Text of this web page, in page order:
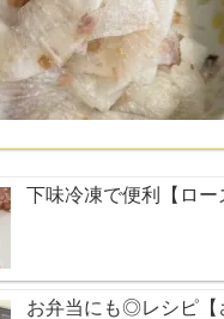
下味冷凍で便利【ロ
お弁当にも◎レシピ【